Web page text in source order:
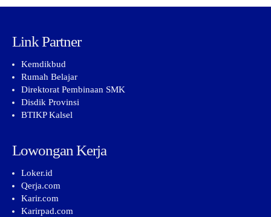
Link Partner
Kemdikbud
Rumah Belajar
Direktorat Pembinaan SMK
Disdik Provinsi
BTIKP Kalsel
Lowongan Kerja
Loker.id
Qerja.com
Karir.com
Karirpad.com